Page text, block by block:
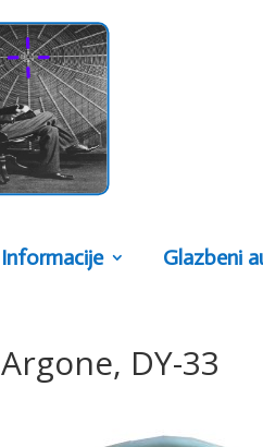
Informacije Glazbeni
Argone, DY-33